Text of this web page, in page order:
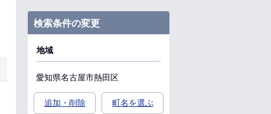
検索条件の変更
地域
愛知県名古屋市熱田区
追加・削除 町名を選ぶ